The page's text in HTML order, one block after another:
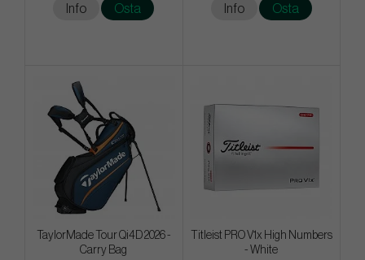
Info Osta Info Osta
TaylorMade Tour Qi4D 2026 -
Carry Bag
Titleist PRO V1x High Numbers
- White